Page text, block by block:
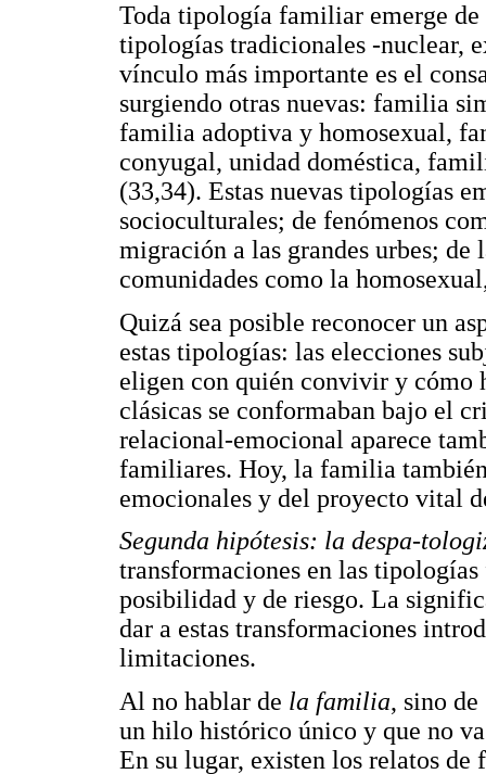
Toda tipología familiar emerge
tipologías tradicionales -nuclear,
vínculo más importante es el
surgiendo otras nuevas: familia
familia adoptiva y homosexual,
conyugal, unidad doméstica,
(33,34). Estas nuevas tipologías
socioculturales; de fenómenos
migración a las grandes urbes;
comunidades como la
Quizá sea posible reconocer un
estas tipologías: las elecciones
eligen con quién convivir y cómo
clásicas se conformaban bajo el
relacional-emocional aparece
familiares. Hoy, la familia
emocionales y del proyecto vital
Segunda hipótesis: la despa-
transformaciones en las
posibilidad y de riesgo. La
dar a estas transformaciones
limitaciones.
Al no hablar de la familia, sino de
un hilo histórico único y que no
En su lugar, existen los relatos de